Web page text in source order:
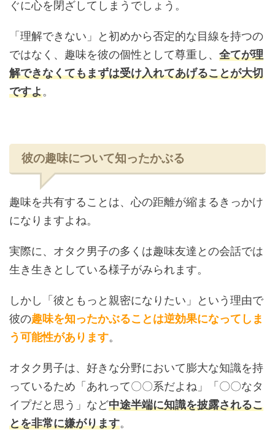
ぐに心を閉ざしてしまうでしょう。
「理解できない」と初めから否定的な目線を持つの
ではなく、趣味を彼の個性として尊重し、 全てが理
解できなくてもまずは受け入れてあげることが大切
ですよ。
彼の趣味について知ったかぶる
趣味を共有することは、心の距離が縮まるきっかけ
になりますよね。
実際に、オタク男子の多くは趣味友達との会話では
生き生きとしている様子がみられます。
しかし「彼ともっと親密になりたい」という理由で
彼の趣味を知ったかぶることは逆効果になってしま
う可能性があります。
オタク男子は、好きな分野において膨大な知識を持
っているため「あれって〇〇系だよね」「〇〇なタ
イプだと思う」など中途半端に知識を披露されるこ
とを非常に嫌がります。